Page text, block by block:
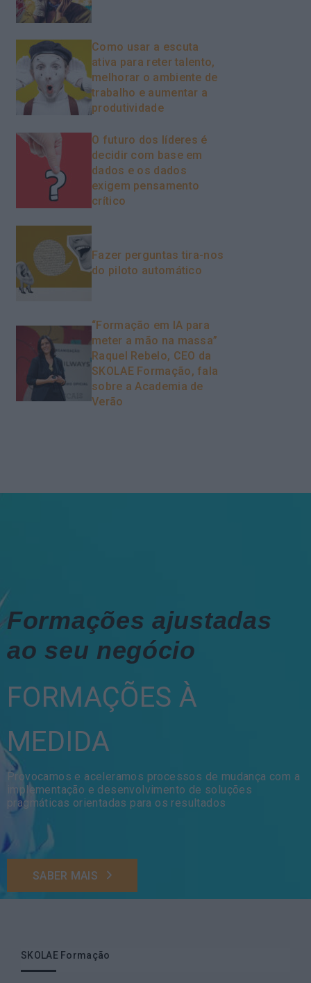
Como usar a escuta
ativa para reter talento,
melhorar o ambiente de
trabalho e aumentar a
produtividade
O futuro dos líderes é
decidir com base em
dados e os dados
exigem pensamento
crítico
Fazer perguntas tira-nos
do piloto automático
“Formação em IA para
meter a mão na massa”
Raquel Rebelo, CEO da
SKOLAE Formação, fala
sobre a Academia de
Verão
Formações ajustadas
ao seu negócio
FORMAÇÕES À
MEDIDA
Provocamos e aceleramos processos de mudança com a
implementação e desenvolvimento de soluções
pragmáticas orientadas para os resultados
SABER MAIS
SKOLAE Formação